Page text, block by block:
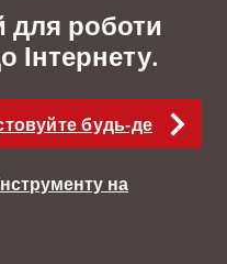
для роботи
Інтернету.
будь-де
на